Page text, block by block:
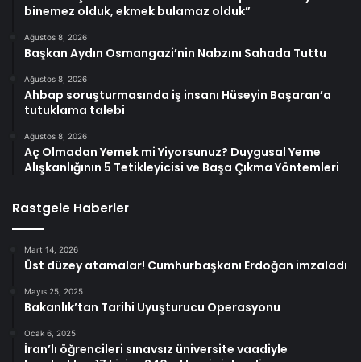
binemez olduk, ekmek bulamaz olduk”
Ağustos 8, 2026
Başkan Aydın Osmangazi’nin Nabzını Sahada Tuttu
Ağustos 8, 2026
Ahbap soruşturmasında iş insanı Hüseyin Başaran’a
tutuklama talebi
Ağustos 8, 2026
Aç Olmadan Yemek mi Yiyorsunuz? Duygusal Yeme
Alışkanlığının 5 Tetikleyicisi ve Başa Çıkma Yöntemleri
Rastgele Haberler
Mart 14, 2026
Üst düzey atamalar! Cumhurbaşkanı Erdoğan imzaladı
Mayıs 25, 2025
Bakanlık’tan Tarihi Uyuşturucu Operasyonu
Ocak 6, 2025
İran’lı öğrencileri sınavsız üniversite vaadiyle